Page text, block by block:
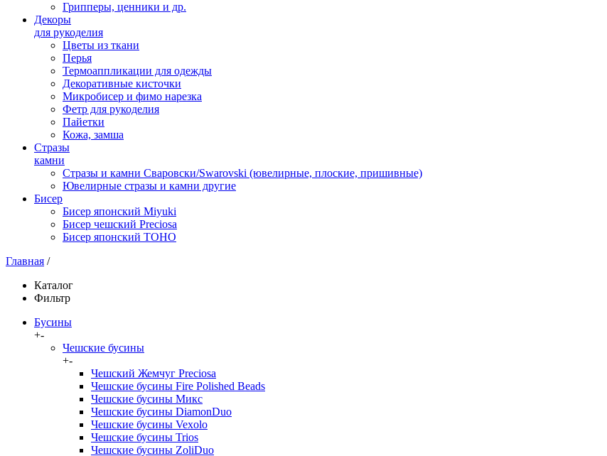
Грипперы, ценники и др.
Декоры
для рукоделия
Цветы из ткани
Перья
Термоаппликации для одежды
Декоративные кисточки
Микробисер и фимо нарезка
Фетр для рукоделия
Пайетки
Кожа, замша
Стразы
камни
Стразы и камни Сваровски/Swarovski (ювелирные, плоские, пришивные)
Ювелирные стразы и камни другие
Бисер
Бисер японский Miyuki
Бисер чешский Preciosa
Бисер японский TOHO
Главная /
Каталог
Фильтр
Бусины
+-
Чешские бусины
+-
Чешский Жемчуг Preciosa
Чешские бусины Fire Polished Beads
Чешские бусины Микс
Чешские бусины DiamonDuo
Чешские бусины Vexolo
Чешские бусины Trios
Чешские бусины ZoliDuo